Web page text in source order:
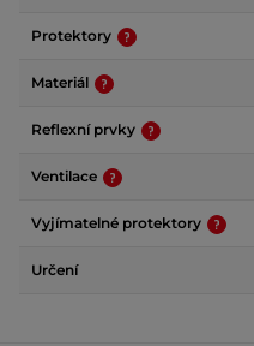
Protektory
Materiál
Reflexní prvky
Ventilace
Vyjímatelné protektory
Určení